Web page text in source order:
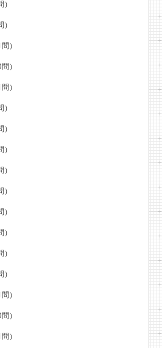
）
）
）
）
）
）